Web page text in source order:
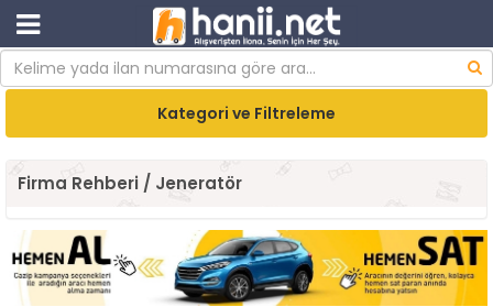
Kategori ve Filtreleme
Firma Rehberi / Jeneratör